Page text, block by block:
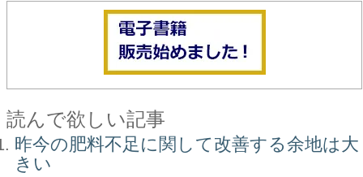
読んで欲しい記事
昨今の肥料不足に関して改善する余地は大
きい